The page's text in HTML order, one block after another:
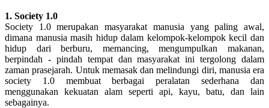
1. Society 1.0
Society 1.0 merupakan masyarakat manusia yang paling awal,
dimana manusia masih hidup dalam kelompok-kelompok kecil dan
hidup dari berburu, memancing, mengumpulkan makanan,
berpindah - pindah tempat dan masyarakat ini tergolong dalam
zaman prasejarah. Untuk memasak dan melindungi diri, manusia era
society 1.0 membuat berbagai peralatan sederhana dan
menggunakan kekuatan alam seperti api, kayu, batu, dan lain
sebagainya.